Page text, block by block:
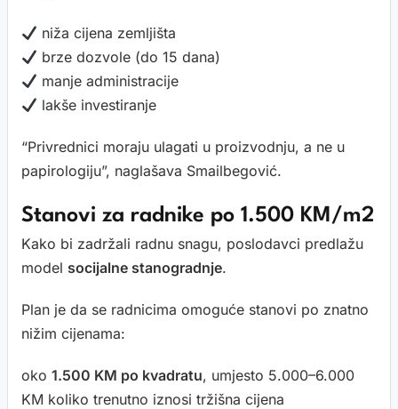
niža cijena zemljišta
brze dozvole (do 15 dana)
manje administracije
lakše investiranje
“Privrednici moraju ulagati u proizvodnju, a ne u
papirologiju”, naglašava Smailbegović.
Stanovi za radnike po 1.500 KM/m2
Kako bi zadržali radnu snagu, poslodavci predlažu
model socijalne stanogradnje.
Plan je da se radnicima omoguće stanovi po znatno
nižim cijenama:
oko 1.500 KM po kvadratu, umjesto 5.000–6.000
KM koliko trenutno iznosi tržišna cijena